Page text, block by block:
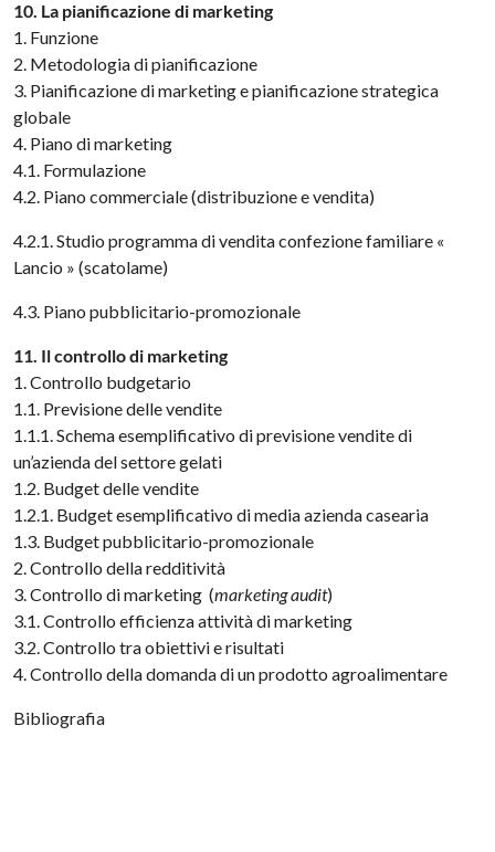
10. La pianificazione di marketing
1. Funzione
2. Metodologia di pianificazione
3. Pianificazione di marketing e pianificazione strategica
globale
4. Piano di marketing
4.1. Formulazione
4.2. Piano commerciale (distribuzione e vendita)
4.2.1. Studio programma di vendita confezione familiare «
Lancio » (scatolame)
4.3. Piano pubblicitario-promozionale
11. Il controllo di marketing
1. Controllo budgetario
1.1. Previsione delle vendite
1.1.1. Schema esemplificativo di previsione vendite di
un’azienda del settore gelati
1.2. Budget delle vendite
1.2.1. Budget esemplificativo di media azienda casearia
1.3. Budget pubblicitario-promozionale
2. Controllo della redditività
3. Controllo di marketing (marketing audit)
3.1. Controllo efficienza attività di marketing
3.2. Controllo tra obiettivi e risultati
4. Controllo della domanda di un prodotto agroalimentare
Bibliografia